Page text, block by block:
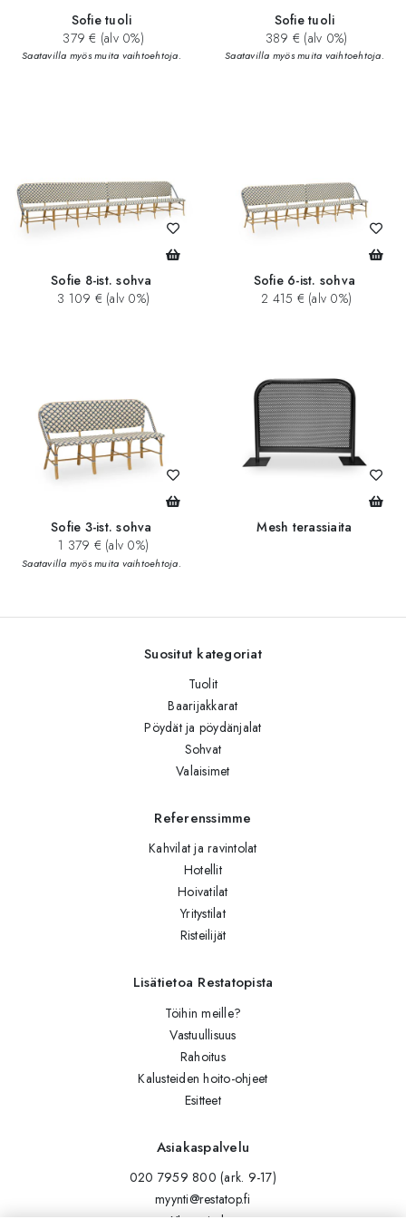
Sofie tuoli
379 € (alv 0%)
Saatavilla myös muita vaihtoehtoja.
Sofie tuoli
389 € (alv 0%)
Saatavilla myös muita vaihtoehtoja.
Sofie 8-ist. sohva
3 109 € (alv 0%)
Sofie 6-ist. sohva
2 415 € (alv 0%)
Sofie 3-ist. sohva
1 379 € (alv 0%)
Saatavilla myös muita vaihtoehtoja.
Mesh terassiaita
Suositut kategoriat
Tuolit
Baarijakkarat
Pöydät ja pöydänjalat
Sohvat
Valaisimet
Referenssimme
Kahvilat ja ravintolat
Hotellit
Hoivatilat
Yritystilat
Risteilijät
Lisätietoa Restatopista
Töihin meille?
Vastuullisuus
Rahoitus
Kalusteiden hoito-ohjeet
Esitteet
Asiakaspalvelu
020 7959 800 (ark. 9-17)
myynti@restatop.fi